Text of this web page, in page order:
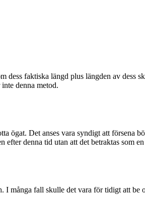
faktiska längd plus längden av dess
denna metod.
ögat. Det anses vara syndigt att försena
denna tid utan att det betraktas som
I många fall skulle det vara för tidigt att be